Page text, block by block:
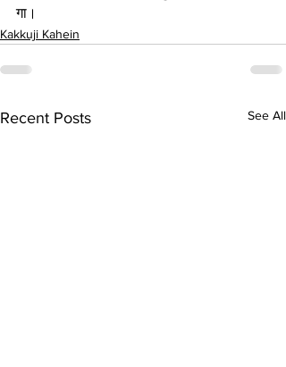
गा।
Kakkuji Kahein
Recent Posts See All